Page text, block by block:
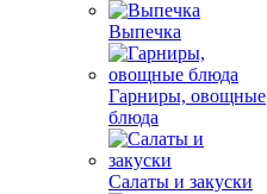
Выпечка
Гарниры, овощные
блюда
Салаты и закуски